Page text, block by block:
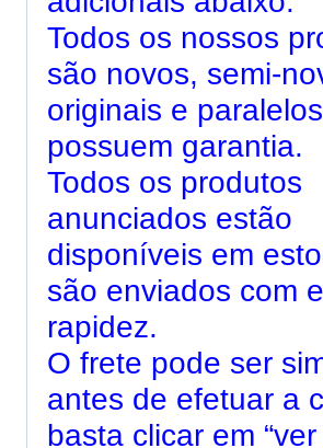
Todos os nossos
são novos, semi-
originais e paralelos
possuem garantia.
Todos os produtos
anunciados estão
disponíveis em
são enviados com
rapidez.
O frete pode ser
antes de efetuar a
basta clicar em